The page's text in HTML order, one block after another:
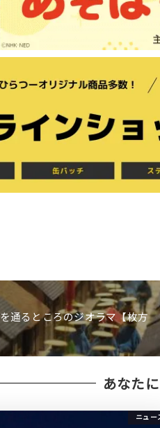
通るところのジオラマ【枚方
あなた
ニュー